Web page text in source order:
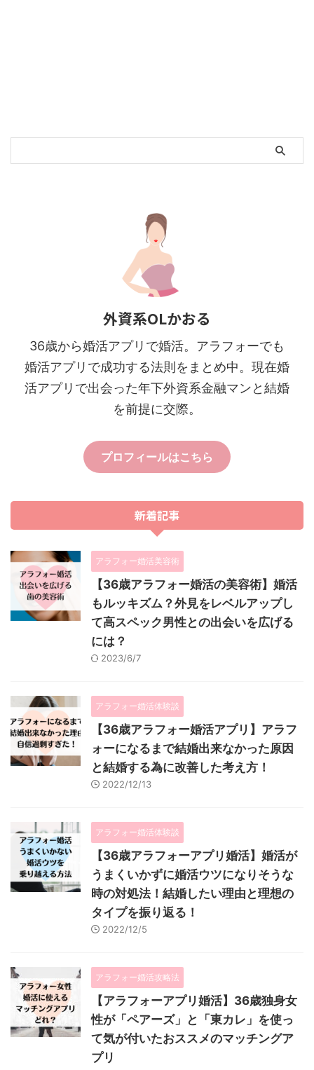
外資系OLかおる
36歳から婚活アプリで婚活。アラフォーでも
婚活アプリで成功する法則をまとめ中。現在婚
活アプリで出会った年下外資系金融マンと結婚
を前提に交際。
プロフィールはこちら
新着記事
アラフォー婚活美容術
【36歳アラフォー婚活の美容術】婚活
もルッキズム？外見をレベルアップし
て高スペック男性との出会いを広げる
には？
2023/6/7
アラフォー婚活体験談
【36歳アラフォー婚活アプリ】アラフ
ォーになるまで結婚出来なかった原因
と結婚する為に改善した考え方！
2022/12/13
アラフォー婚活体験談
【36歳アラフォーアプリ婚活】婚活が
うまくいかずに婚活ウツになりそうな
時の対処法！結婚したい理由と理想の
タイプを振り返る！
2022/12/5
アラフォー婚活攻略法
【アラフォーアプリ婚活】36歳独身女
性が「ペアーズ」と「東カレ」を使っ
て気が付いたおススメのマッチングア
プリ